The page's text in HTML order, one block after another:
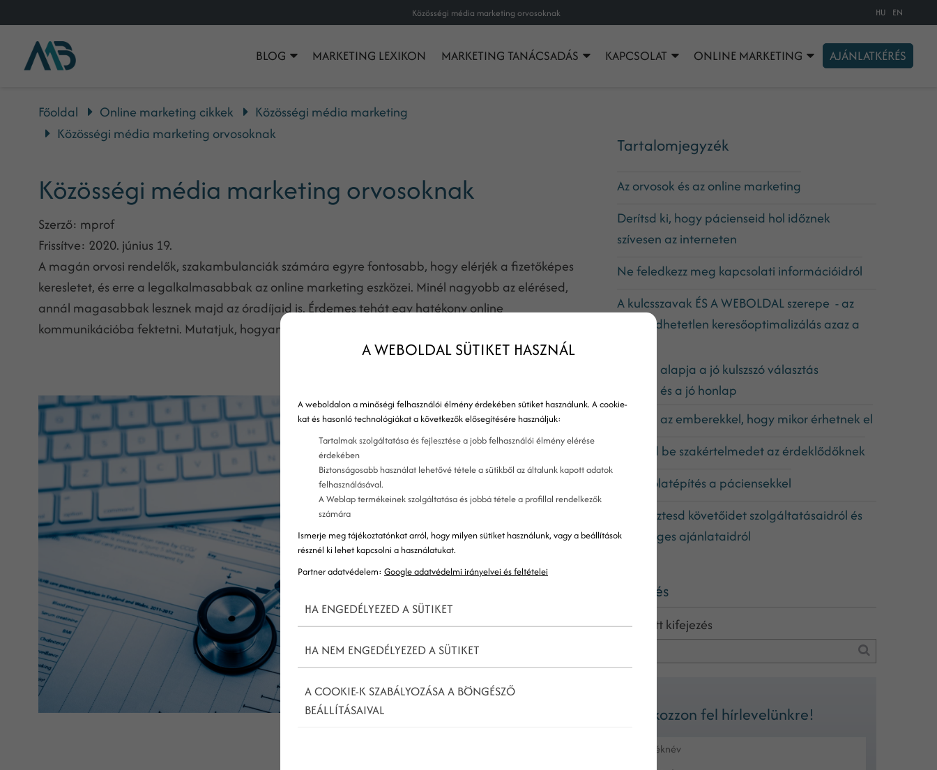
Közösségi média marketing orvosoknak HU EN
BLOG MARKETING LEXIKON MARKETING TANÁCSADÁS KAPCSOLAT ONLINE MARKETING AJÁNLATKÉRÉS
Főoldal Online marketing cikkek
Közösségi média marketing
Közösségi média marketing orvosoknak
Közösségi média marketing orvosoknak
Szerző: mprof
Frissítve: 2020. június 19.
A magán orvosi rendelők, szakambulanciák számára egyre fontosabb, hogy elérjék a fizetőképes
keresletet, és erre a legalkalmasabbak az online marketing eszközei. Minél nagyobb az elérésed,
annál magasabbak lesznek majd az óradíjaid is. Érdemes tehát egy hatékony online
kommunikációba fektetni. Mutatjuk, hogyan!
Tartalomjegyzék
Az orvosok és az online marketing
Derítsd ki, hogy pácienseid hol időznek
szívesen az interneten
Ne feledkezz meg kapcsolati információidról
A kulcsszavak ÉS A WEBOLDAL szerepe - az
elengedhetetlen keresőoptimalizálás azaz a
A SEO alapja a jó kulszszó választás
A SEO és a jó honlap
Tudasd az emberekkel, hogy mikor érhetnek el
Mutasd be szakértelmedet az érdeklődőknek
Kapcsolatépítés a páciensekkel
Emlékeztesd követőidet szolgáltatásaidról és
különleges ajánlataidról
Keresés
Keresett kifejezés
Iratkozzon fel hírlevelünkre!
A WEBOLDAL SÜTIKET HASZNÁL
A weboldalon a minőségi felhasználói élmény érdekében sütiket használunk. A cookie-
kat és hasonló technológiákat a következők elősegítésére használjuk:
Tartalmak szolgáltatása és fejlesztése a jobb felhasználói élmény elérése
érdekében
Biztonságosabb használat lehetővé tétele a sütikből az általunk kapott adatok
felhasználásával.
A Weblap termékeinek szolgáltatása és jobbá tétele a profillal rendelkezők
számára
Ismerje meg tájékoztatónkat arról, hogy milyen sütiket használunk, vagy a beállítások
résznél ki lehet kapcsolni a használatukat.
Partner adatvédelem: Google adatvédelmi irányelvei és feltételei
HA ENGEDÉLYEZED A SÜTIKET
HA NEM ENGEDÉLYEZED A SÜTIKET
A COOKIE-K SZABÁLYOZÁSA A BÖNGÉSZŐ
BEÁLLÍTÁSAIVAL